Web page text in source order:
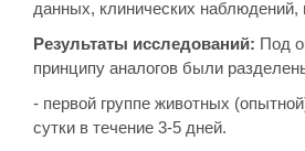
данных, клинических наблюдений,
Результаты исследований: Под
принципу аналогов были
- первой группе животных
сутки в течение 3-5 дней.